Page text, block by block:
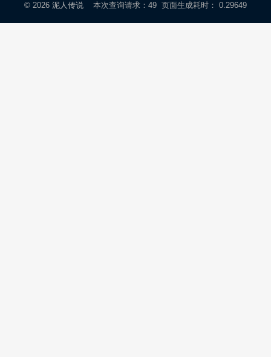
© 2026 泥人传说 本次查询请求：49 页面生成耗时： 0.29649